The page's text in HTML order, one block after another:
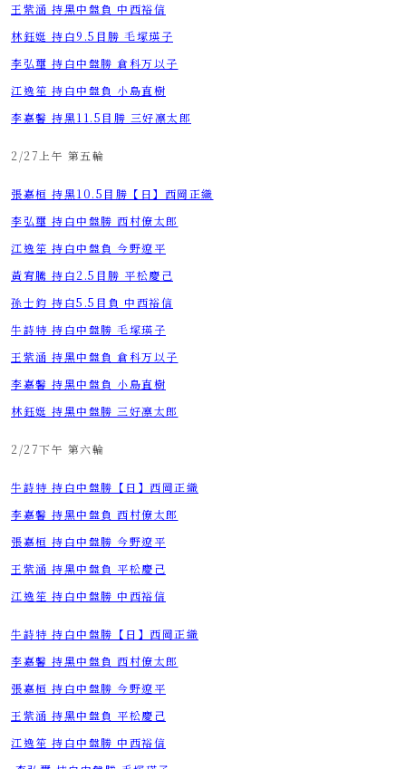
​​​​​​​王紫涵 持黑中盤負 中西裕信
​​​​​​​林鈺娗 持白9.5目勝 毛塚瑛子
​​​​​​​李弘璽 持白中盤勝 倉科万以子
​​​​​​​江逸笙 持白中盤負 小島直樹
​​​​​​​李嘉馨 持黑11.5目勝 三好凛太郎
2/27上午 第五輪
​​​​​​​張嘉桓 持黑10.5目勝【日】西岡正織
​​​​​​​李弘璽 持白中盤勝 西村僚太郎
​​​​​​​江逸笙 持白中盤負 今野遼平
​​​​​​​黃宥騰 持白2.5目勝 平松慶己
​​​​​​​孫士鈞 持白5.5目負 中西裕信
​​​​​​​牛詩特 持白中盤勝 毛塚瑛子
​​​​​​​王紫涵 持黑中盤負 倉科万以子
​​​​​​​李嘉馨 持黑中盤負 小島直樹
​​​​​​​林鈺娗 持黑中盤勝 三好凛太郎
2/27下午 第六輪
​​​​​​​牛詩特 持白中盤勝【日】西岡正織
​​​​​​​李嘉馨 持黑中盤負 西村僚太郎
​​​​​​​張嘉桓 持白中盤勝 今野遼平
​​​​​​​王紫涵 持黑中盤負 平松慶己
​​​​​​​江逸笙 持白中盤勝 中西裕信
​​​​​​​牛詩特 持白中盤勝【日】西岡正織
​​​​​​​李嘉馨 持黑中盤負 西村僚太郎
​​​​​​​張嘉桓 持白中盤勝 今野遼平
​​​​​​​王紫涵 持黑中盤負 平松慶己
​​​​​​​江逸笙 持白中盤勝 中西裕信